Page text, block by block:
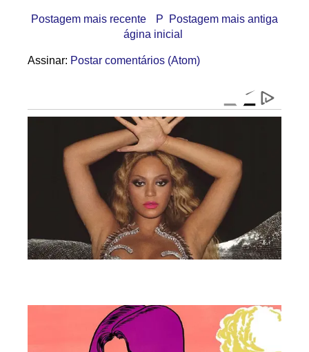
Postagem mais recente Postagem mais antiga
P
ágina inicial
Assinar: Postar comentários (Atom)